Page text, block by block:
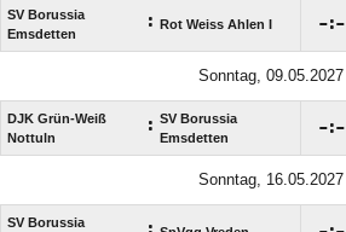
SV Borussia
Emsdetten
: Rot Weiss Ahlen I :
Sonntag, 09.05.2027
DJK Grün-Weiß
Nottuln
: SV Borussia
Emsdetten
:
Sonntag, 16.05.2027
SV Borussia